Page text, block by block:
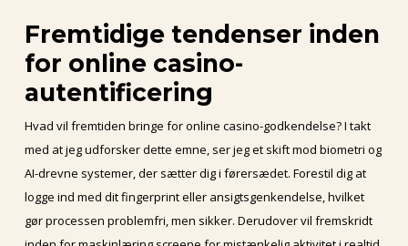
Fremtidige tendenser inden
for online casino-
autentificering
Hvad vil fremtiden bringe for online casino-godkendelse? I takt
med at jeg udforsker dette emne, ser jeg et skift mod biometri og
AI-drevne systemer, der sætter dig i førersædet. Forestil dig at
logge ind med dit fingerprint eller ansigtsgenkendelse, hvilket
gør processen problemfri, men sikker. Derudover vil fremskridt